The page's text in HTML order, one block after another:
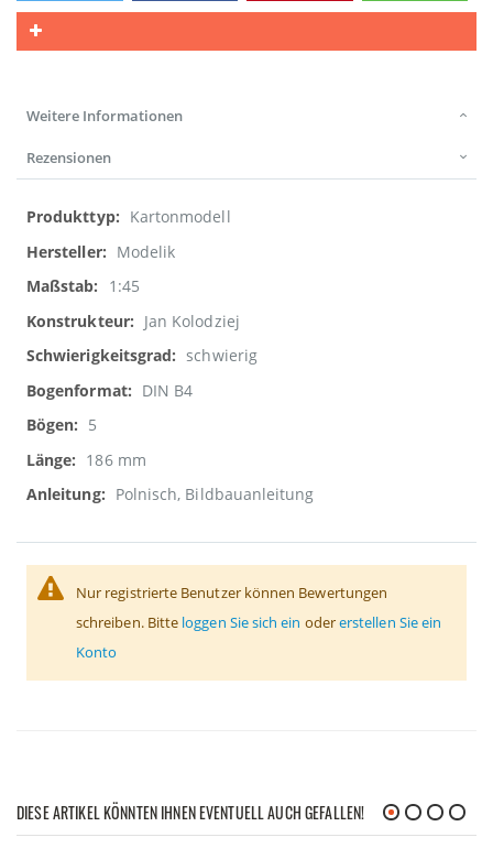
Weitere Informationen
Rezensionen
Weitere
Informationen
Kartonmodell
Modelik
1:45
Jan Kolodziej
schwierig
DIN B4
5
186 mm
Polnisch, Bildbauanleitung
Nur registrierte Benutzer können Bewertungen
schreiben. Bitte loggen Sie sich ein odererstellen Sie ein
Konto
DIESE ARTIKEL KÖNNTEN IHNEN EVENTUELL AUCH GEFALLEN!